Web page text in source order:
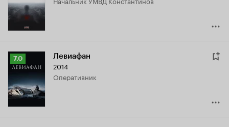
7.0
Рейтинг
Кинопоиска
7.0
7.0 Левиафан
2014
оперативник